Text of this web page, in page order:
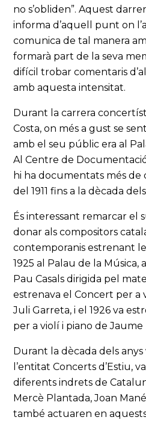
no s’obliden”. Aquest
informa d’aquell punt on
comunica de tal manera
formarà part de la seva
difícil trobar comentaris
amb aquesta intensitat.
Durant la carrera
Costa, on més a gust se
amb el seu públic era al
Al Centre de
hi ha documentats més de
del 1911 fins a la dècada
És interessant remarcar el
donar als compositors
contemporanis estrenant
1925 al Palau de la Música,
Pau Casals dirigida pel
estrenava el Concert per a
Juli Garreta, i el 1926 va
per a violí i piano de Jaume
Durant la dècada dels anys
l’entitat Concerts d’Estiu,
diferents indrets de
Mercè Plantada, Joan
també actuaren en